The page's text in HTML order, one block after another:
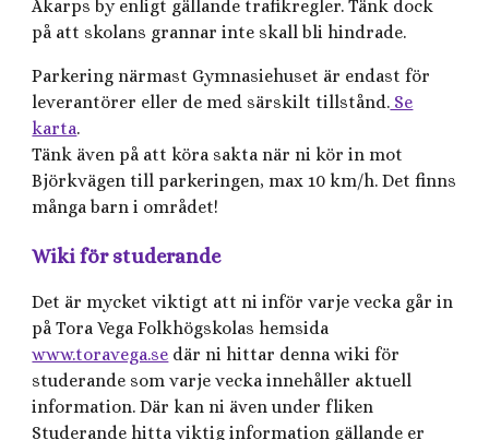
Åkarps by enligt gällande trafikregler. Tänk dock
på att skolans grannar inte skall bli hindrade.
Parkering närmast Gymnasiehuset är endast för
leverantörer eller de med särskilt tillstånd. Se
karta.
Tänk även på att köra sakta när ni kör in mot
Björkvägen till parkeringen, max 10 km/h. Det finns
många barn i området!
Wiki för studerande
Det är mycket viktigt att ni inför varje vecka går in
på Tora Vega Folkhögskolas hemsida
www.toravega.se där ni hittar denna wiki för
studerande som varje vecka innehåller aktuell
information. Där kan ni även under fliken
Studerande hitta viktig information gällande er